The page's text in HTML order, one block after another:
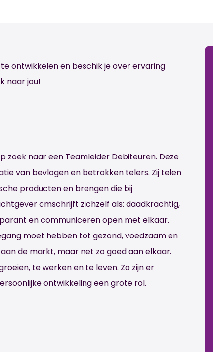
ontwikkelen en beschik je over ervaring
naar jou!
zoek naar een Teamleider Debiteuren. Deze
van bevlogen en betrokken telers. Zij telen
producten en brengen die bij
omschrijft zichzelf als: daadkrachtig,
en communiceren open met elkaar.
moet hebben tot gezond, voedzaam en
de markt, maar net zo goed aan elkaar.
te werken en te leven. Zo zijn er
ontwikkeling een grote rol.